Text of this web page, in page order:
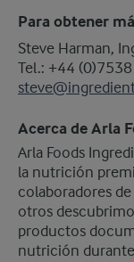
Para obtener
Steve Harman,
​Tel.: +44
Acerca de Arla
​Arla Foods
la nutrición
colaboradores
otros
productos
nutrición